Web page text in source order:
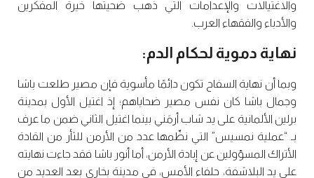
والاغتيالات والإعدامات التي ذهب ضحيتها خيرة المفكرين
والأدباء والفقهاء العرب.
نهاية دموية لحكام الدم:
وبما أن نهاية السفاح تكون دائمًا مأسوية فإن مصير طلعت باشا
وجمال باشا كان نفس مصير ضحاياهم؛ إذ اغتيل الأول بمدينة
برلين الألمانية على يد شاب أرمَني بينما اغتيل الثاني ضمن ما عرف
بـ “عملية نمسيس” التي نظّمها عدد من الأرمن للثأر من القادة
الأتراك المسؤولين عن إبادة الأرمن، أما أنور باشا فقد جاءت نهايته
على يد البلاشفة، حلفاء الأمس، في مدينة بخارى بعد العديد من